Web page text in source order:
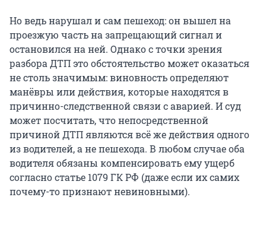
Но ведь нарушал и сам пешеход: он вышел на
проезжую часть на запрещающий сигнал и
остановился на ней. Однако с точки зрения
разбора ДТП это обстоятельство может оказаться
не столь значимым: виновность определяют
манёвры или действия, которые находятся в
причинно-следственной связи с аварией. И суд
может посчитать, что непосредственной
причиной ДТП являются всё же действия одного
из водителей, а не пешехода. В любом случае оба
водителя обязаны компенсировать ему ущерб
согласно статье 1079 ГК РФ (даже если их самих
почему-то признают невиновными).